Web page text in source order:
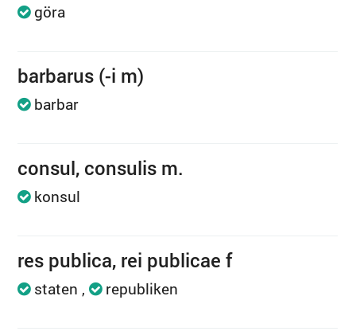
göra
barbarus (-i m)
barbar
consul, consulis m.
konsul
res publica, rei publicae f
staten republiken